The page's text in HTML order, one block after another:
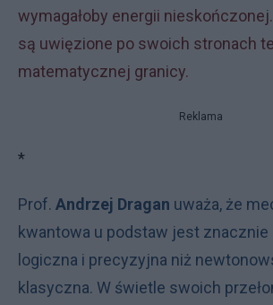
wymagałoby energii
są uwięzione po swoich stronach
matematycznej granicy.
Reklama
*
Prof. Andrzej Dragan uważa, że
kwantowa u podstaw jest znacznie
logiczna i precyzyjna niż
klasyczna. W świetle swoich